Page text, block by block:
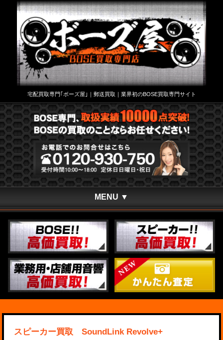
宅配買取専門｢ボーズ屋｣｜郵送買取｜業界初のBOSE買取専門サイト
MENU ▼
スピーカー買取 SoundLink Revolve+